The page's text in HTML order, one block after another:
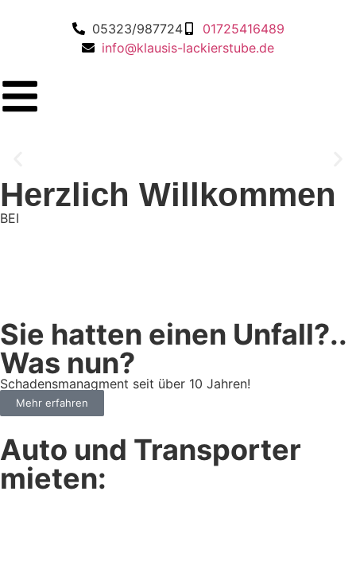
05323/987724
01725416489
info@klausis-lackierstube.de
Klausi's Autovermietung
Herzlich Willkommen
BEI
Sie hatten einen Unfall?..
Was nun?
Schadensmanagment seit über 10 Jahren!
Mehr erfahren
Auto und Transporter
mieten: